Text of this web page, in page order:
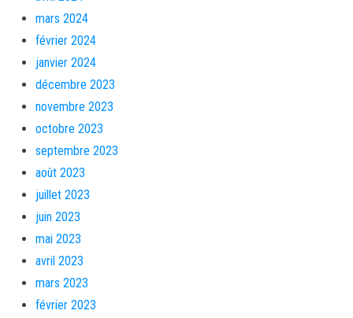
mars 2024
février 2024
janvier 2024
décembre 2023
novembre 2023
octobre 2023
septembre 2023
août 2023
juillet 2023
juin 2023
mai 2023
avril 2023
mars 2023
février 2023